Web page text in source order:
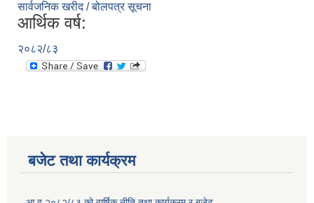
सार्वजनिक खरीद / बोलपत्र सूचना
आर्थिक वर्ष:
२०८२/८३
बजेट तथा कार्यक्रम